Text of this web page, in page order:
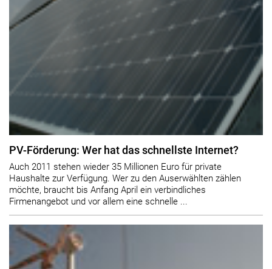
PV-Förderung: Wer hat das schnellste Internet?
Auch 2011 stehen wieder 35 Millionen Euro für private
Haushalte zur Verfügung. Wer zu den Auserwählten zählen
möchte, braucht bis Anfang April ein verbindliches
Firmenangebot und vor allem eine schnelle ...